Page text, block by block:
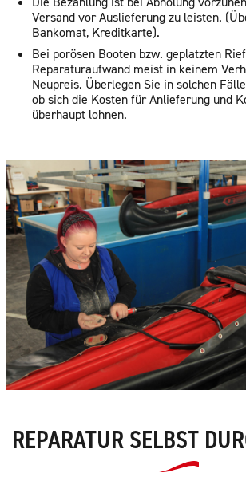
Versand vor Auslieferung zu leisten.
Bankomat, Kreditkarte).
Bei porösen Booten bzw. geplatzten
Reparaturaufwand meist in keinem
Neupreis. Überlegen Sie in solchen
ob sich die Kosten für Anlieferung und
überhaupt lohnen.
REPARATUR SELBST